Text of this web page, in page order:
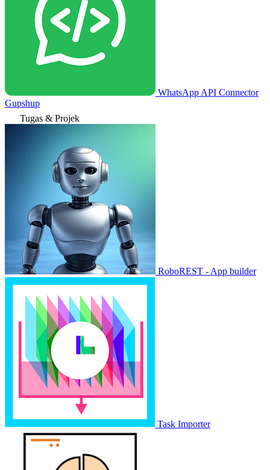
WhatsApp API Connector
Gupshup
Tugas & Projek
RoboREST - App builder
Task Importer